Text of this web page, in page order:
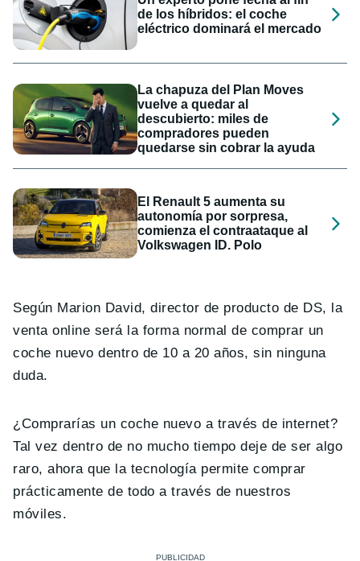
de los híbridos: el coche
eléctrico dominará el mercado
La chapuza del Plan Moves
vuelve a quedar al
descubierto: miles de
compradores pueden
quedarse sin cobrar la ayuda
El Renault 5 aumenta su
autonomía por sorpresa,
comienza el contraataque al
Volkswagen ID. Polo
Según Marion David, director de producto de DS, la
venta online será la forma normal de comprar un
coche nuevo dentro de 10 a 20 años, sin ninguna
duda.
¿Comprarías un coche nuevo a través de internet?
Tal vez dentro de no mucho tiempo deje de ser algo
raro, ahora que la tecnología permite comprar
prácticamente de todo a través de nuestros
móviles.